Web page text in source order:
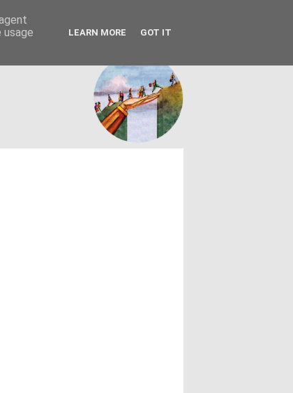
- κοινωνίαςLEARN MORE GOT IT